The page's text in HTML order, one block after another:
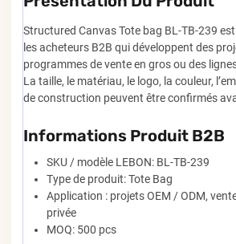
Structured Canvas Tote bag BL-TB-239
les acheteurs B2B qui développent des
programmes de vente en gros ou des
La taille, le matériau, le logo, la couleur,
de construction peuvent être confirmés
Informations Produit B2B
SKU / modèle LEBON: BL-TB-239
Type de produit: Tote Bag
Application : projets OEM / ODM,
privée
MOQ: 500 pcs